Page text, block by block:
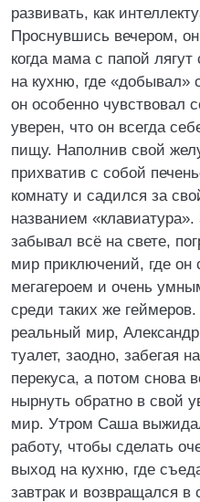
развивать, как
Проснувшись вечером,
когда мама с папой
на кухню, где «добывал»
он особенно чувствовал
уверен, что он всегда
пищу. Наполнив свой
прихватив с собой
комнату и садился за
названием
забывал всё на свете,
мир приключений, где он
мегагероем и очень
среди таких же
реальный мир,
туалет, заодно, забегая
перекуса, а потом снова
нырнуть обратно в свой
мир. Утром Саша
работу, чтобы сделать
выход на кухню, где
завтрак и возвращался в